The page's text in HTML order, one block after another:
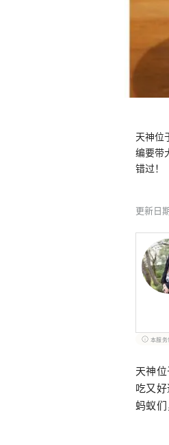
天神位
编要带
错过！
更新日
本服务
天神
吃又
蚂蚁们